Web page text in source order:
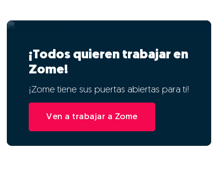
¡Todos quieren trabajar en
Zome!
¡Zome tiene sus puertas abiertas para ti!
Ven a trabajar a Zome